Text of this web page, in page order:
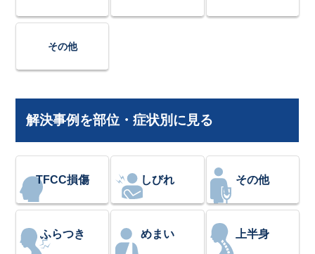
その他
解決事例を部位・症状別に見る
TFCC損傷 しびれ その他
ふらつき めまい 上半身